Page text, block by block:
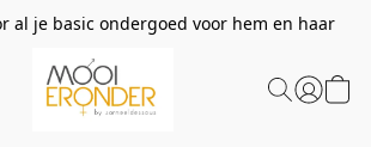
al je basic ondergoed voor hem en haar